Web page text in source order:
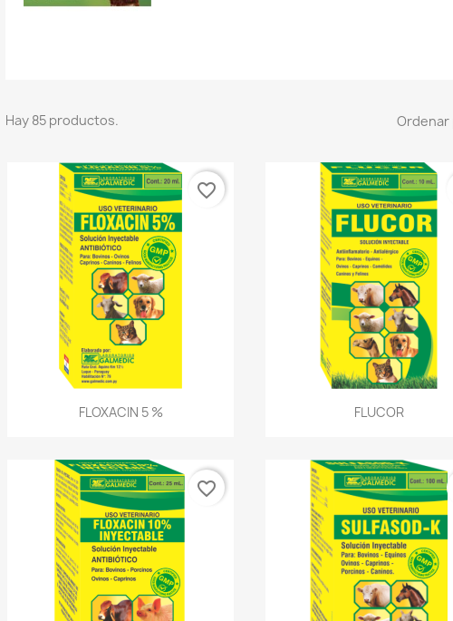
Hay 85 productos. Ordenar
Vista rápida
FLOXACIN 5 %
favorite_border
Vista rápida
FLUCOR
favorite_border